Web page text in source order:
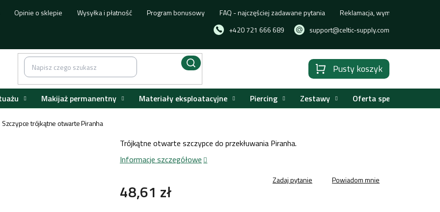
+420 721 666 689 support@celtic-supply.com
Opinie o sklepie Wysyłka i płatność Program bonusowy FAQ - najczęściej zadawane pytania Reklamacja, wymiana lub zwrot
KoszykPusty koszyk
Makijaż permanentny Materiały eksploatacyjne Piercing Zestawy Oferta specjalna
Szczypce trójkątne otwarte Piranha
48,61 zł
Trójkątne otwarte szczypce do przekłuwania Piranha.
Informacje szczegółowe
Zadaj pytanie Powiadom mnie